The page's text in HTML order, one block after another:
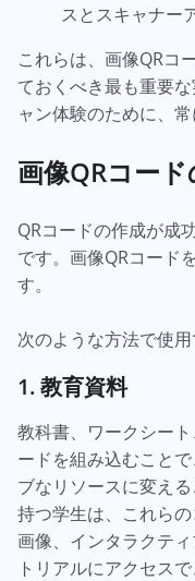
スとスキャナー
これらは、画像QRコ
ておくべき最も重要
ャン体験のために、
画像QRコー
QRコードの作成が成
です。画像QRコード
す。
次のような方法で使用
1. 教育資料
教科書、ワークシー
ードを組み込むこと
ブなリソースに変え
持つ学生は、これら
画像、インタラクテ
トリアルにアクセス